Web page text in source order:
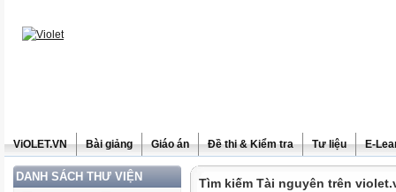
ViOLET.VN Bài giảng Giáo án Đề thi & Kiểm tra Tư liệu E-
DANH SÁCH THƯ VIỆN Tìm kiếm Tài nguyên trên